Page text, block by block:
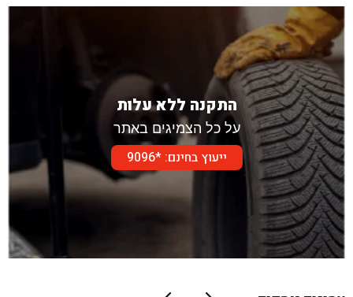
התקנה ללא עלות
על כל הצמיגים באתר
ייעוץ בחינם: *9096